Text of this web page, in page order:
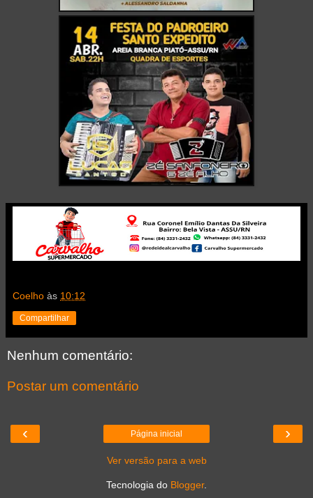
Coelho às 10:12
Compartilhar
Nenhum comentário:
Postar um comentário
‹ ›
Página inicial
Ver versão para a web
Tecnologia do Blogger.